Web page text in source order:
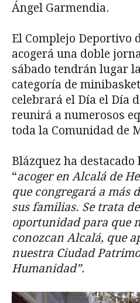
Ángel Garmendia.
El Complejo Deportivo
acogerá una doble
sábado tendrán lugar
categoría de
celebrará el Día el Día
reunirá a numerosos
toda la Comunidad de
Blázquez ha
“acoger en Alcalá de
que congregará a más
sus familias. Se trata
oportunidad para que
conozcan Alcalá, que
nuestra Ciudad
Humanidad”.